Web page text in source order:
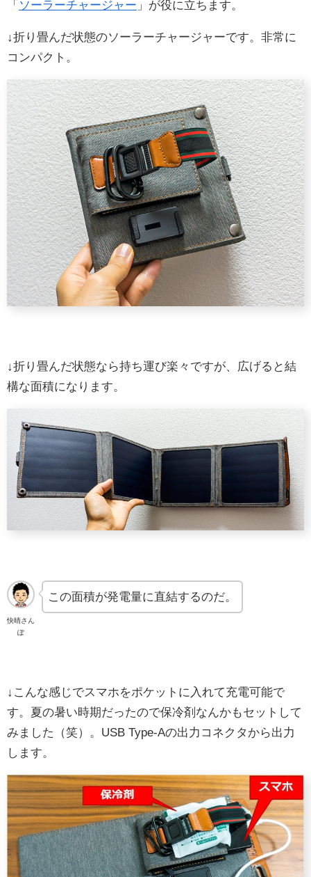
「 ソーラーチャージャー 」が役に立ちます。
↓折り畳んだ状態のソーラーチャージャーです。非常に
コンパクト。
↓折り畳んだ状態なら持ち運び楽々ですが、広げると結
構な面積になります。
快晴さん
ぽ
この面積が発電量に直結するのだ。
↓こんな感じでスマホをポケットに入れて充電可能で
す。夏の暑い時期だったので保冷剤なんかもセットして
みました（笑）。USB Type-Aの出力コネクタから出力
します。